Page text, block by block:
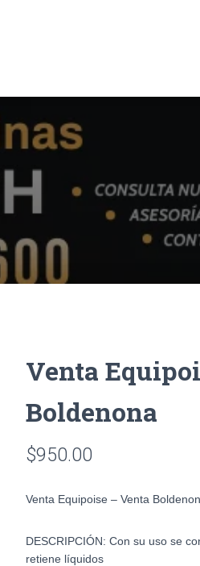
Venta
Boldenona
$950.00
Venta Equipoise – Venta
DESCRIPCIÓN: Con su uso se
retiene líquidos